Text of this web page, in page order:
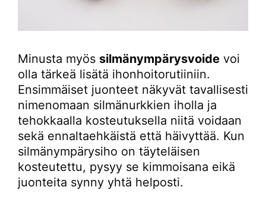
Minusta myös silmänympärysvoide voi
olla tärkeä lisätä ihonhoitorutiiniin.
Ensimmäiset juonteet näkyvät tavallisesti
nimenomaan silmänurkkien iholla ja
tehokkaalla kosteutuksella niitä voidaan
sekä ennaltaehkäistä että häivyttää. Kun
silmänympärysiho on täyteläisen
kosteutettu, pysyy se kimmoisana eikä
juonteita synny yhtä helposti.